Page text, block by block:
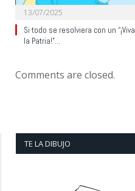
13/07/2025
Si todo se resolviera con un “¡Viva
la Patria!”…
Comments are closed.
TE LA DIBUJO